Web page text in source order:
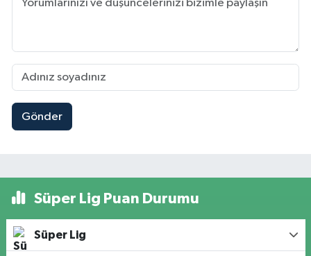
Gönder
Süper Lig Puan Durumu
Süper Lig